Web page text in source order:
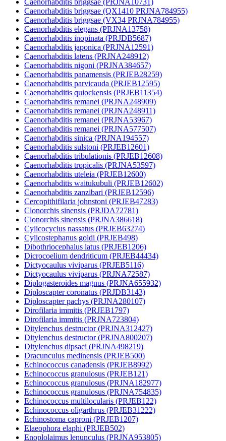
Caenorhabditis briggsae (QX1410 PRJNA784955)
Caenorhabditis briggsae (VX34 PRJNA784955)
Caenorhabditis elegans (PRJNA13758)
Caenorhabditis inopinata (PRJDB5687)
Caenorhabditis japonica (PRJNA12591)
Caenorhabditis latens (PRJNA248912)
Caenorhabditis nigoni (PRJNA384657)
Caenorhabditis panamensis (PRJEB28259)
Caenorhabditis parvicauda (PRJEB12595)
Caenorhabditis quiockensis (PRJEB11354)
Caenorhabditis remanei (PRJNA248909)
Caenorhabditis remanei (PRJNA248911)
Caenorhabditis remanei (PRJNA53967)
Caenorhabditis remanei (PRJNA577507)
Caenorhabditis sinica (PRJNA194557)
Caenorhabditis sulstoni (PRJEB12601)
Caenorhabditis tribulationis (PRJEB12608)
Caenorhabditis tropicalis (PRJNA53597)
Caenorhabditis uteleia (PRJEB12600)
Caenorhabditis waitukubuli (PRJEB12602)
Caenorhabditis zanzibari (PRJEB12596)
Cercopithifilaria johnstoni (PRJEB47283)
Clonorchis sinensis (PRJDA72781)
Clonorchis sinensis (PRJNA386618)
Cylicocyclus nassatus (PRJEB63274)
Cylicostephanus goldi (PRJEB498)
Dibothriocephalus latus (PRJEB1206)
Dicrocoelium dendriticum (PRJEB44434)
Dictyocaulus viviparus (PRJEB5116)
Dictyocaulus viviparus (PRJNA72587)
Diplogasteroides magnus (PRJNA655932)
Diploscapter coronatus (PRJDB3143)
Diploscapter pachys (PRJNA280107)
Dirofilaria immitis (PRJEB1797)
Dirofilaria immitis (PRJNA723804)
Ditylenchus destructor (PRJNA312427)
Ditylenchus destructor (PRJNA800207)
Ditylenchus dipsaci (PRJNA498219)
Dracunculus medinensis (PRJEB500)
Echinococcus canadensis (PRJEB8992)
Echinococcus granulosus (PRJEB121)
Echinococcus granulosus (PRJNA182977)
Echinococcus granulosus (PRJNA754835)
Echinococcus multilocularis (PRJEB122)
Echinococcus oligarthrus (PRJEB31222)
Echinostoma caproni (PRJEB1207)
Elaeophora elaphi (PRJEB502)
Enoplolaimus lenunculus (PRJNA953805)